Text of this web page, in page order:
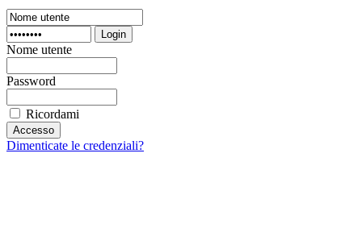
Login
Nome utente
Password
Ricordami
Dimenticate le credenziali?